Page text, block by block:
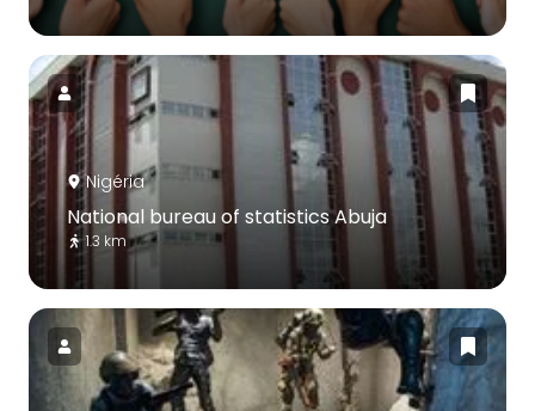
Nigéria
National bureau of statistics Abuja
1.3 km